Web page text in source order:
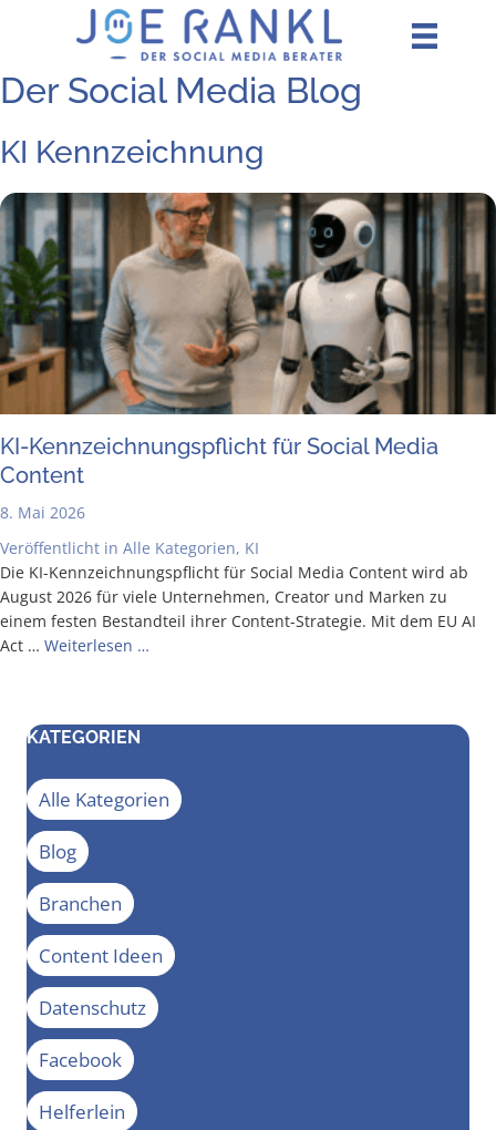
Der Social Media Blog
KI Kennzeichnung
KI-Kenn­zeich­nungs­pflicht für Social Media
Content
8. Mai 2026
Veröffentlicht in Alle Kategorien, KI
Die KI-Ken­n­­zeich­­nungs­­pflicht für Social Media Con­tent wird ab
August 2026 für vie­le Unter­neh­men, Crea­tor und Mar­ken zu
einem fes­ten Bestand­teil ihrer Con­­tent-Stra­­te­­gie. Mit dem EU AI
Act … Wei­ter­le­sen …
KATEGORIEN
Alle Kategorien
Blog
Branchen
Content Ideen
Datenschutz
Facebook
Helferlein